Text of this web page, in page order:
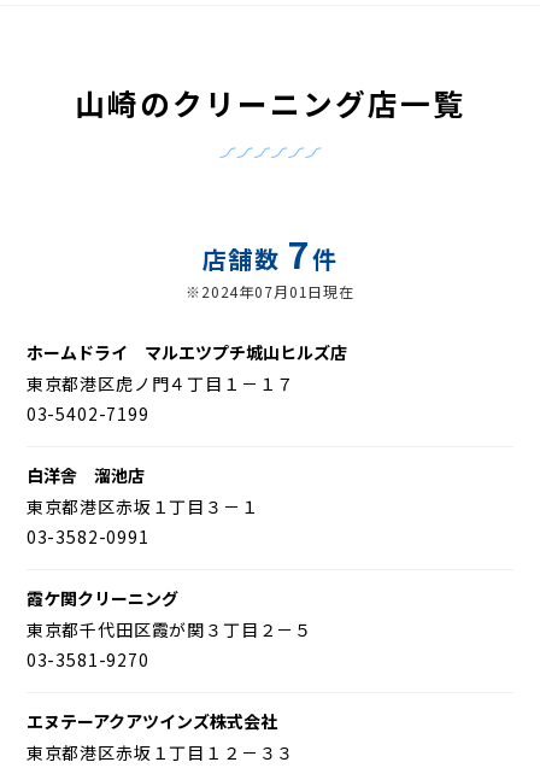
山崎のクリーニング店一覧
店舗数 7件
※2024年07月01日現在
ホームドライ マルエツプチ城山ヒルズ店
東京都港区虎ノ門４丁目１－１７
03-5402-7199
白洋舎 溜池店
東京都港区赤坂１丁目３－１
03-3582-0991
霞ケ関クリーニング
東京都千代田区霞が関３丁目２－５
03-3581-9270
エヌテーアクアツインズ株式会社
東京都港区赤坂１丁目１２－３３